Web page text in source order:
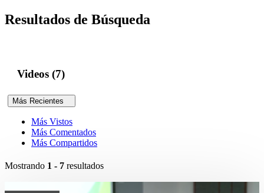
Resultados de Búsqueda
Videos (7)
Más Recientes
Más Vistos
Más Comentados
Más Compartidos
Mostrando 1 - 7 resultados